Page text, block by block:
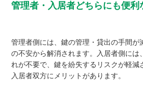
管理者・入居者どちらにも便利
管理者側には、鍵の管理・貸出の手間が
の不安から解消されます。入居者側には
れが不要で、鍵を紛失するリスクが軽減
入居者双方にメリットがあります。